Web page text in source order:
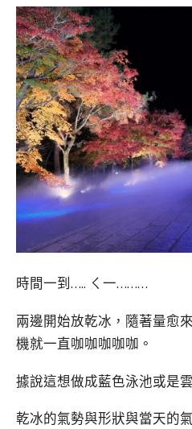
時間一到….. ㄑ一………
兩邊開始放乾冰，隨著量愈
機就一直咖咖咖咖咖。
據說這想做成藍色泳池或是
乾冰的氣勢與形狀與當天的